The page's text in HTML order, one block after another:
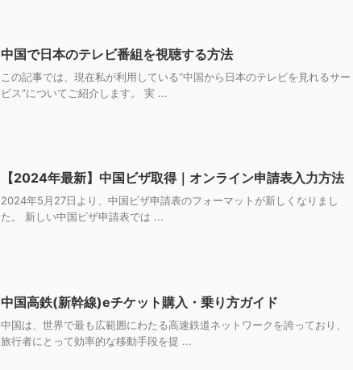
中国で日本のテレビ番組を視聴する方法
この記事では、現在私が利用している“中国から日本のテレビを見れるサー
ビス”についてご紹介します。 実 ...
【2024年最新】中国ビザ取得｜オンライン申請表入力方法
2024年5月27日より、中国ビザ申請表のフォーマットが新しくなりまし
た。 新しい中国ビザ申請表では ...
中国高鉄(新幹線)eチケット購入・乗り方ガイド
中国は、世界で最も広範囲にわたる高速鉄道ネットワークを誇っており、
旅行者にとって効率的な移動手段を提 ...